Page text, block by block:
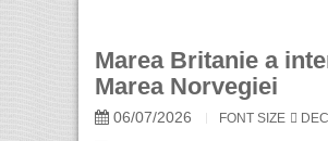
Marea Britanie a
Marea Norvegiei
06/07/2026 FONT SIZE